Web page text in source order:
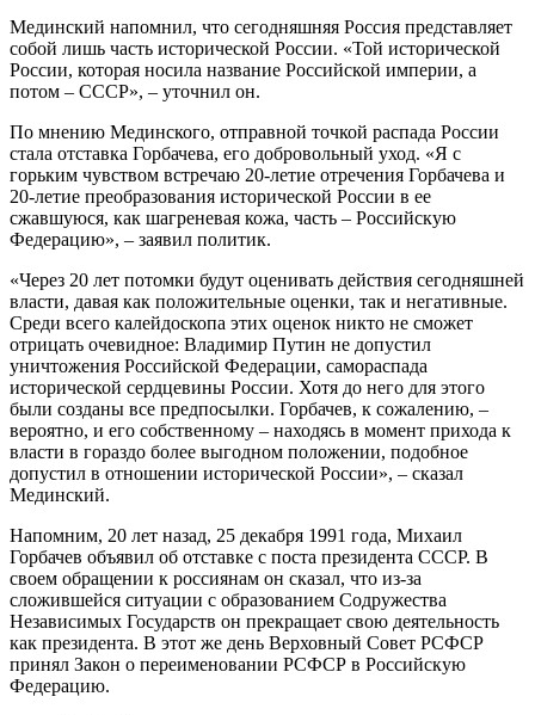
Мединский напомнил, что сегодняшняя Россия представляет
собой лишь часть исторической России. «Той исторической
России, которая носила название Российской империи, а
потом – СССР», – уточнил он.
По мнению Мединского, отправной точкой распада России
стала отставка Горбачева, его добровольный уход. «Я с
горьким чувством встречаю 20-летие отречения Горбачева и
20-летие преобразования исторической России в ее
сжавшуюся, как шагреневая кожа, часть – Российскую
Федерацию», – заявил политик.
«Через 20 лет потомки будут оценивать действия сегодняшней
власти, давая как положительные оценки, так и негативные.
Среди всего калейдоскопа этих оценок никто не сможет
отрицать очевидное: Владимир Путин не допустил
уничтожения Российской Федерации, самораспада
исторической сердцевины России. Хотя до него для этого
были созданы все предпосылки. Горбачев, к сожалению, –
вероятно, и его собственному – находясь в момент прихода к
власти в гораздо более выгодном положении, подобное
допустил в отношении исторической России», – сказал
Мединский.
Напомним, 20 лет назад, 25 декабря 1991 года, Михаил
Горбачев объявил об отставке с поста президента СССР. В
своем обращении к россиянам он сказал, что из-за
сложившейся ситуации с образованием Содружества
Независимых Государств он прекращает свою деятельность
как президента. В этот же день Верховный Совет РСФСР
принял Закон о переименовании РСФСР в Российскую
Федерацию.